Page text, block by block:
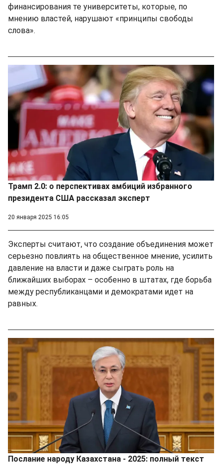
финансирования те университеты, которые, по
мнению властей, нарушают «принципы свободы
слова».
Трамп 2.0: о перспективах амбиций избранного
президента США рассказал эксперт
20 января 2025 16:05
Эксперты считают, что создание объединения может
серьезно повлиять на общественное мнение, усилить
давление на власти и даже сыграть роль на
ближайших выборах – особенно в штатах, где борьба
между республиканцами и демократами идет на
равных.
Послание народу Казахстана - 2025: полный текст